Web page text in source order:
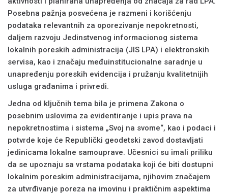
Posebna pažnja posvećena je razmeni i korišćenju
podataka relevantnih za oporezivanje nepokretnosti,
daljem razvoju Jedinstvenog informacionog sistema
lokalnih poreskih administracija (JIS LPA) i elektronskih
servisa, kao i značaju međuinstitucionalne saradnje u
unapređenju poreskih evidencija i pružanju kvalitetnijih
usluga građanima i privredi.
Jedna od ključnih tema bila je primena Zakona o
posebnim uslovima za evidentiranje i upis prava na
nepokretnostima i sistema „Svoj na svome“, kao i podaci i
potvrde koje će Republički geodetski zavod dostavljati
jedinicama lokalne samouprave. Učesnici su imali priliku
da se upoznaju sa vrstama podataka koji će biti dostupni
lokalnim poreskim administracijama, njihovim značajem
za utvrđivanje poreza na imovinu i praktičnim aspektima